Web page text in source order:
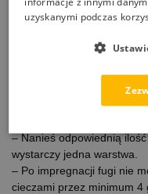
impregnacji ciemne
– Pozbędziesz się
Sposób stosowania:
– Wyczyść powierzchnię z
– Do czyszczenia fug
– Nanieś odpowiednią
wystarczy jedna warstwa.
– Po impregnacji fugi nie
cieczami przez minimum 4
uzyskanymi podczas